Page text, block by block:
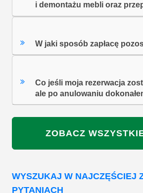
i demontażu mebli oraz
W jaki sposób zapłacę
Co jeśli moja rezerwacja
ale po anulowaniu
ZOBACZ
WYSZUKAJ W NAJCZĘŚCIEJ
PYTANIACH